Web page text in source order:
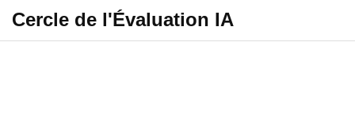
Cercle de l'Évaluation IA